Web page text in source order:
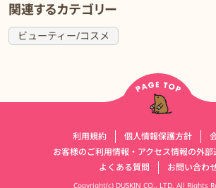
関連するカテゴリー
ビューティー/コスメ
利用規約 個人情報保護方針
お客様のご利用情報・アクセス情報の外部
よくある質問
お問い合わ
Copyright(c) DUSKIN CO., LTD. All Rights